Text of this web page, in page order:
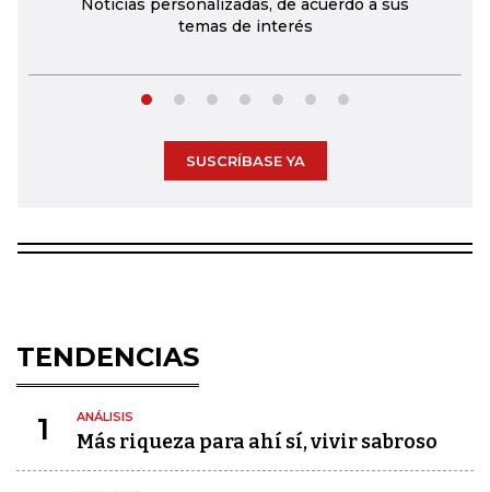
Noticias personalizadas, de acuerdo a sus
temas de interés
SUSCRÍBASE YA
TENDENCIAS
1 ANÁLISIS
Más riqueza para ahí sí, vivir sabroso